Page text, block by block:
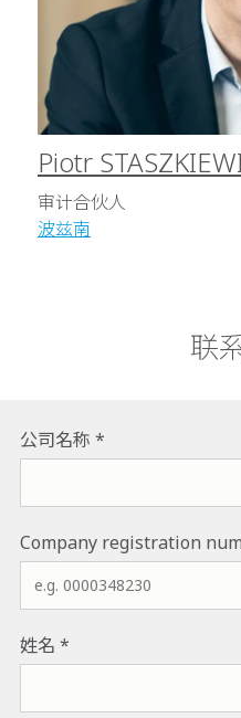
Piotr
审计合伙人
波兹南
联
公司名称
Name of the company to
Company registration
If applicable, please
姓名